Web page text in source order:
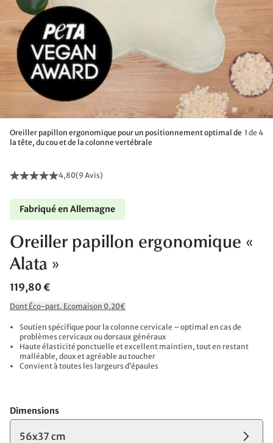
Oreiller papillon ergonomique pour un positionnement optimal de
la tête, du cou et de la colonne vertébrale
1 de 4
4,80(9 Avis)
Fabriqué en Allemagne
Oreiller papillon ergonomique «
Alata »
119,80 €
Dont Éco-part. Ecomaison 0,20€
Soutien spécifique pour la colonne cervicale – optimal en cas de
problèmes cervicaux ou dorsaux généraux
Haute élasticité ponctuelle et excellent maintien, tout en restant
malléable, doux et agréable au toucher
Convient à toutes les largeurs d’épaules
Dimensions
56x37 cm